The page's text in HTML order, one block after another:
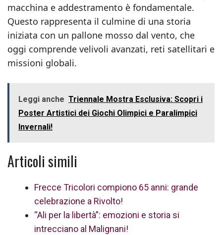
macchina e addestramento è fondamentale.
Questo rappresenta il culmine di una storia
iniziata con un pallone mosso dal vento, che
oggi comprende velivoli avanzati, reti satellitari e
missioni globali.
Leggi anche Triennale Mostra Esclusiva: Scopri i
Poster Artistici dei Giochi Olimpici e Paralimpici
Invernali!
Articoli simili
Frecce Tricolori compiono 65 anni: grande
celebrazione a Rivolto!
“Ali per la libertà”: emozioni e storia si
intrecciano al Malignani!